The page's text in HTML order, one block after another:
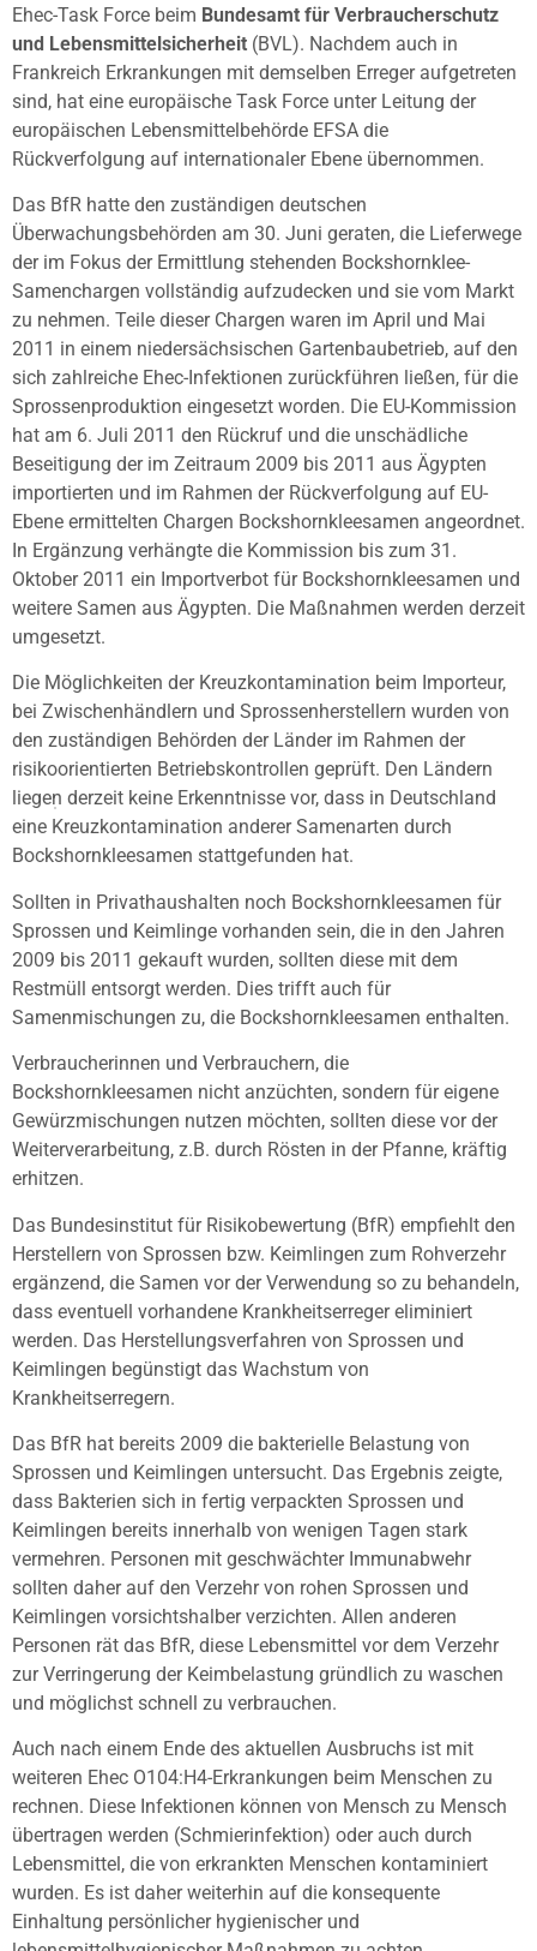
Ehec-Task Force beim Bundesamt für Verbraucherschutz
und Lebensmittelsicherheit (BVL). Nachdem auch in
Frankreich Erkrankungen mit demselben Erreger aufgetreten
sind, hat eine europäische Task Force unter Leitung der
europäischen Lebensmittelbehörde EFSA die
Rückverfolgung auf internationaler Ebene übernommen.
Das BfR hatte den zuständigen deutschen
Überwachungsbehörden am 30. Juni geraten, die Lieferwege
der im Fokus der Ermittlung stehenden Bockshornklee-
Samenchargen vollständig aufzudecken und sie vom Markt
zu nehmen. Teile dieser Chargen waren im April und Mai
2011 in einem niedersächsischen Gartenbaubetrieb, auf den
sich zahlreiche Ehec-Infektionen zurückführen ließen, für die
Sprossenproduktion eingesetzt worden. Die EU-Kommission
hat am 6. Juli 2011 den Rückruf und die unschädliche
Beseitigung der im Zeitraum 2009 bis 2011 aus Ägypten
importierten und im Rahmen der Rückverfolgung auf EU-
Ebene ermittelten Chargen Bockshornkleesamen angeordnet.
In Ergänzung verhängte die Kommission bis zum 31.
Oktober 2011 ein Importverbot für Bockshornkleesamen und
weitere Samen aus Ägypten. Die Maßnahmen werden derzeit
umgesetzt.
Die Möglichkeiten der Kreuzkontamination beim Importeur,
bei Zwischenhändlern und Sprossenherstellern wurden von
den zuständigen Behörden der Länder im Rahmen der
risikoorientierten Betriebskontrollen geprüft. Den Ländern
liegen derzeit keine Erkenntnisse vor, dass in Deutschland
eine Kreuzkontamination anderer Samenarten durch
Bockshornkleesamen stattgefunden hat.
Sollten in Privathaushalten noch Bockshornkleesamen für
Sprossen und Keimlinge vorhanden sein, die in den Jahren
2009 bis 2011 gekauft wurden, sollten diese mit dem
Restmüll entsorgt werden. Dies trifft auch für
Samenmischungen zu, die Bockshornkleesamen enthalten.
Verbraucherinnen und Verbrauchern, die
Bockshornkleesamen nicht anzüchten, sondern für eigene
Gewürzmischungen nutzen möchten, sollten diese vor der
Weiterverarbeitung, z.B. durch Rösten in der Pfanne, kräftig
erhitzen.
Das Bundesinstitut für Risikobewertung (BfR) empfiehlt den
Herstellern von Sprossen bzw. Keimlingen zum Rohverzehr
ergänzend, die Samen vor der Verwendung so zu behandeln,
dass eventuell vorhandene Krankheitserreger eliminiert
werden. Das Herstellungsverfahren von Sprossen und
Keimlingen begünstigt das Wachstum von
Krankheitserregern.
Das BfR hat bereits 2009 die bakterielle Belastung von
Sprossen und Keimlingen untersucht. Das Ergebnis zeigte,
dass Bakterien sich in fertig verpackten Sprossen und
Keimlingen bereits innerhalb von wenigen Tagen stark
vermehren. Personen mit geschwächter Immunabwehr
sollten daher auf den Verzehr von rohen Sprossen und
Keimlingen vorsichtshalber verzichten. Allen anderen
Personen rät das BfR, diese Lebensmittel vor dem Verzehr
zur Verringerung der Keimbelastung gründlich zu waschen
und möglichst schnell zu verbrauchen.
Auch nach einem Ende des aktuellen Ausbruchs ist mit
weiteren Ehec O104:H4-Erkrankungen beim Menschen zu
rechnen. Diese Infektionen können von Mensch zu Mensch
übertragen werden (Schmierinfektion) oder auch durch
Lebensmittel, die von erkrankten Menschen kontaminiert
wurden. Es ist daher weiterhin auf die konsequente
Einhaltung persönlicher hygienischer und